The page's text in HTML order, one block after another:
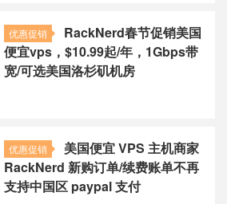
优惠促销
RackNerd春节促销美国
便宜vps，$10.99起/年，1Gbps带
宽/可选美国洛杉矶机房
优惠促销
美国便宜 VPS 主机商家
RackNerd 新购订单/续费账单不再
支持中国区 paypal 支付